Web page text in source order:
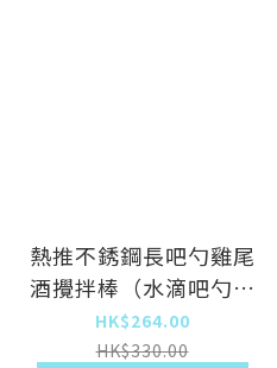
熱推不銹鋼長吧勺雞尾
酒攪拌棒（水滴吧勺金
色-40.2cm-【2個
裝】）
HK$264.00
HK$330.00